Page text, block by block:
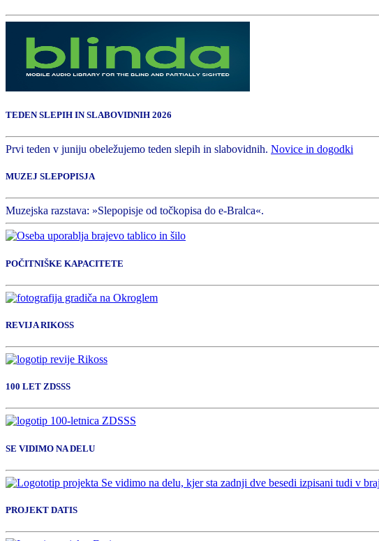
TEDEN SLEPIH IN SLABOVIDNIH 2026
Prvi teden v juniju obeležujemo teden slepih in slabovidnih. Novice in dogodki
MUZEJ SLEPOPISJA
Muzejska razstava: »Slepopisje od točkopisa do e-Bralca«.
POČITNIŠKE KAPACITETE
REVIJA RIKOSS
100 LET ZDSSS
SE VIDIMO NA DELU
PROJEKT DATIS